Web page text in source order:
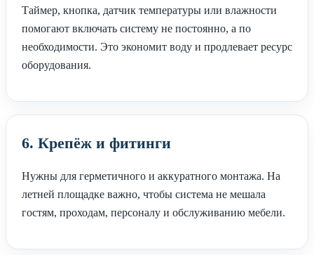
Таймер, кнопка, датчик температуры или влажности
помогают включать систему не постоянно, а по
необходимости. Это экономит воду и продлевает ресурс
оборудования.
6. Крепёж и фитинги
Нужны для герметичного и аккуратного монтажа. На
летней площадке важно, чтобы система не мешала
гостям, проходам, персоналу и обслуживанию мебели.